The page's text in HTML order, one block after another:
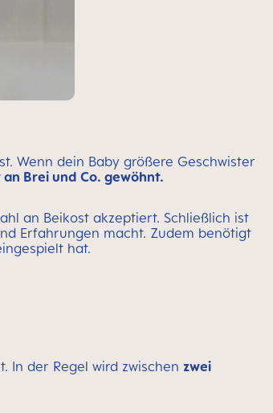
Wenn dein Baby größere Geschwister
Brei und Co. gewöhnt.
an Beikost akzeptiert. Schließlich ist
Erfahrungen macht. Zudem benötigt
hat.
In der Regel wird zwischen zwei